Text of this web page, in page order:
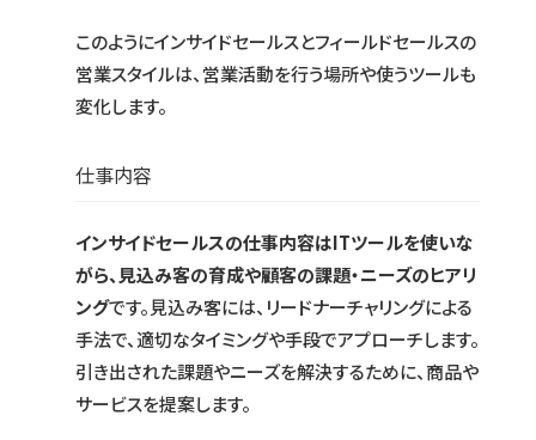
このようにインサイドセールスとフィールドセールスの
営業スタイルは、営業活動を行う場所や使うツールも
変化します。
仕事内容
インサイドセールスの仕事内容はITツールを使いな
がら、見込み客の育成や顧客の課題・ニーズのヒアリ
ングです。見込み客には、リードナーチャリングによる
手法で、適切なタイミングや手段でアプローチします。
引き出された課題やニーズを解決するために、商品や
サービスを提案します。